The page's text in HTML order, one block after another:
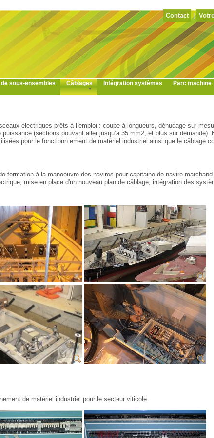
Contact |
de sous-ensembles Câblages Intégration systèmes Parc machine
électriques prêts à l’emploi : coupe à longueurs, dénudage sur
(sections pouvant aller jusqu’à 35 mm2, et plus sur demande).
pour le fonctionn ement de matériel industriel ainsi que le câblage
formation à la manoeuvre des navires pour capitaine de navire marchand.
mise en place d'un nouveau plan de câblage, intégration des
de matériel industriel pour le secteur viticole.